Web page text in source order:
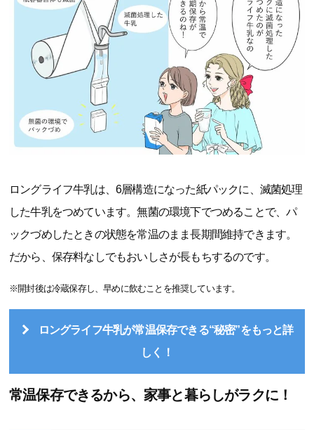
ロングライフ牛乳は、6層構造になった紙パックに、滅菌処理
した牛乳をつめています。無菌の環境下でつめることで、パ
ックづめしたときの状態を常温のまま長期間維持できます。
だから、保存料なしでもおいしさが長もちするのです。
※開封後は冷蔵保存し、早めに飲むことを推奨しています。
ロングライフ牛乳が常温保存できる“秘密”をもっと詳
しく！
常温保存できるから、家事と暮らしがラクに！